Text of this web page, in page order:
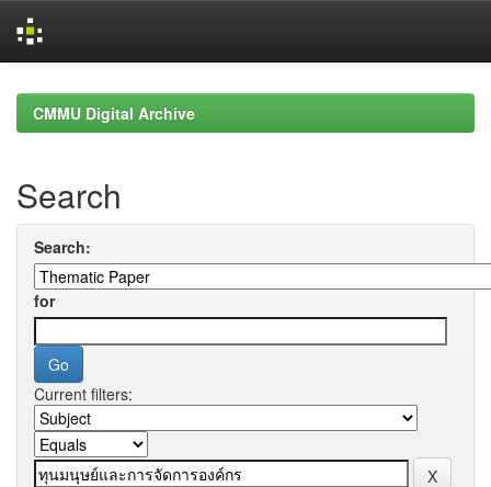
navigationCMMU Digital Archive
Search
Search:
for
Current filters: